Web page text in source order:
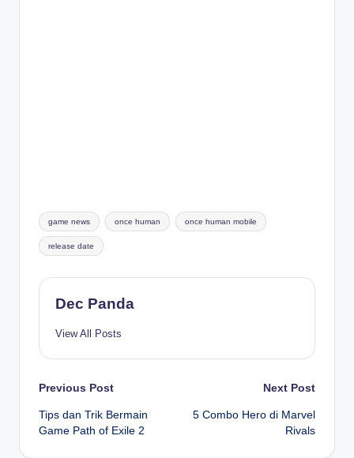
Tags:
game news once human once human mobile
release date
Dec Panda
View All Posts
Post
navigation
Previous Post
Tips dan Trik Bermain
Game Path of Exile 2
Next Post
5 Combo Hero di Marvel
Rivals